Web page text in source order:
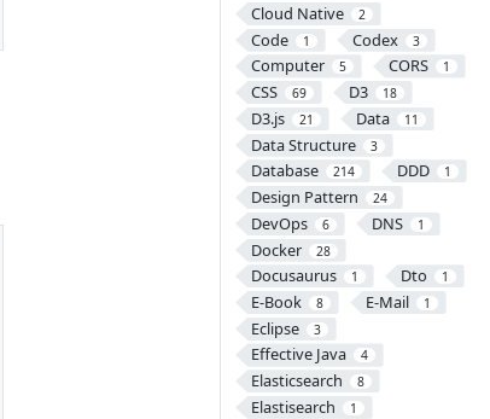
Cloud Native 2
Code 1 Codex 3
Computer 5 CORS 1
CSS 69 D3 18
D3.js 21 Data 11
Data Structure 3
Database 214 DDD 1
Design Pattern 24
DevOps 6 DNS 1
Docker 28
Docusaurus 1 Dto 1
E-Book 8 E-Mail 1
Eclipse 3
Effective Java 4
Elasticsearch 8
Elastisearch 1